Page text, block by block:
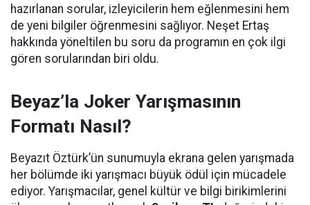
hazırlanan sorular, izleyicilerin hem eğlenmesini hem
de yeni bilgiler öğrenmesini sağlıyor. Neşet Ertaş
hakkında yöneltilen bu soru da programın en çok ilgi
gören sorularından biri oldu.
Beyaz’la Joker Yarışmasının
Formatı Nasıl?
Beyazıt Öztürk’ün sunumuyla ekrana gelen yarışmada
her bölümde iki yarışmacı büyük ödül için mücadele
ediyor. Yarışmacılar, genel kültür ve bilgi birikimlerini